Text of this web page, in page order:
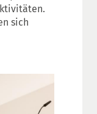
sich
die